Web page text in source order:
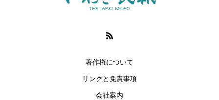
著作権について
リンクと免責事項
会社案内